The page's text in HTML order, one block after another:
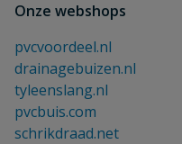
Onze webshops
pvcvoordeel.nl
drainagebuizen.nl
tyleenslang.nl
pvcbuis.com
schrikdraad.net